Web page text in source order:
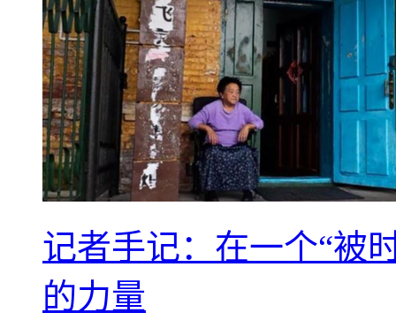
记者手记：在一个“被
的力量